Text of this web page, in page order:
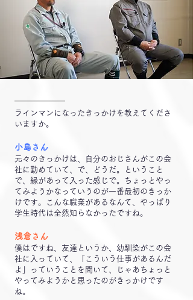
━━━━━━
ラインマンになったきっかけを教えてくださ
いますか。
小島さん
元々のきっかけは、自分のおじさんがこの会
社に勤めていて、で、どうだ。ということ
で、縁があって入った感じで。ちょっとやっ
てみようかなっていうのが一番最初のきっか
けです。こんな職業があるなんて、やっぱり
学生時代は全然知らなかったですね。
浅倉さん
僕はですね、友達というか、幼馴染がこの会
社に入っていて、「こういう仕事があるんだ
よ」っていうことを聞いて、じゃあちょっと
やってみようかと思ったのがきっかけです
ね。